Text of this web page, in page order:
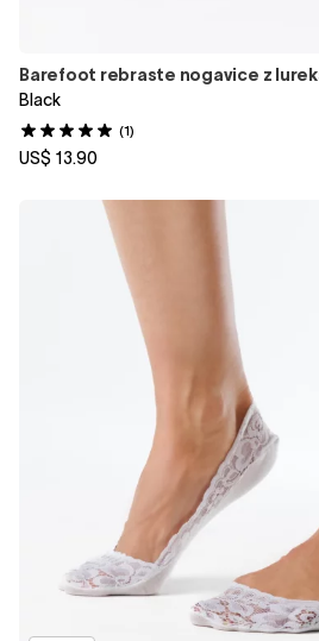
Barefoot rebraste nogavice z
Black
(1)
US$ 13.90